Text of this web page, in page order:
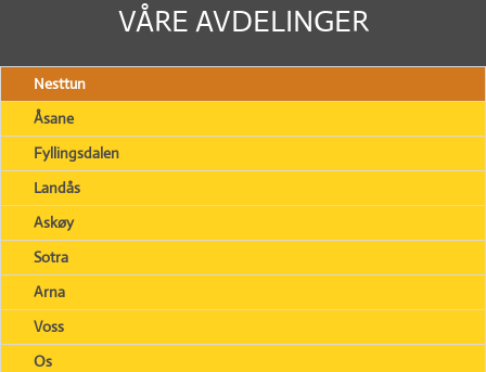
VÅRE AVDELINGER
Nesttun
Åsane
Fyllingsdalen
Landås
Askøy
Sotra
Arna
Voss
Os